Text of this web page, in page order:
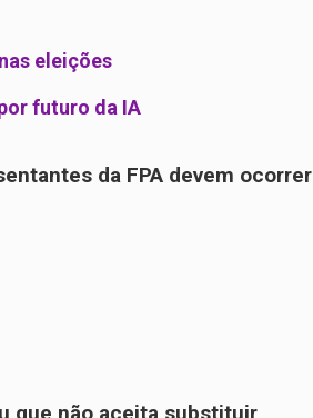
eleições
futuro da IA
da FPA devem ocorrer